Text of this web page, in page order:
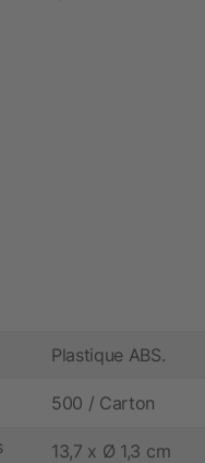
Plastique ABS.
500 / Carton
13,7 x Ø 1,3 cm